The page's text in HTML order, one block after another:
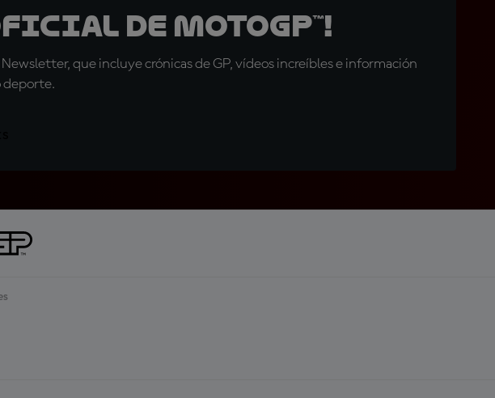
de MotoGP™!
que incluye crónicas de GP, vídeos increíbles e información
deporte.